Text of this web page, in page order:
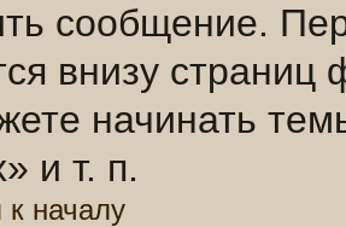
сообщение.
внизу
начинать
и т. п.
к началу